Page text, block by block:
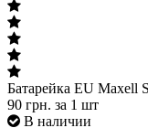
Maxell SR 512 SW